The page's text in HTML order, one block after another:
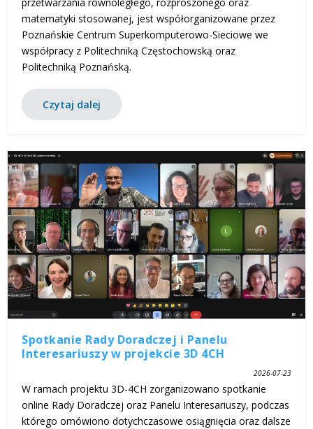
matematyki stosowanej, jest współorganizowane przez
Poznańskie Centrum Superkomputerowo-Sieciowe we
współpracy z Politechniką Częstochowską oraz
Politechniką Poznańską.
Czytaj dalej
Spotkanie Rady Doradczej i Panelu
Interesariuszy w projekcie 3D 4CH
2026-07-23
W ramach projektu 3D-4CH zorganizowano spotkanie
online Rady Doradczej oraz Panelu Interesariuszy, podczas
którego omówiono dotychczasowe osiągnięcia oraz dalsze